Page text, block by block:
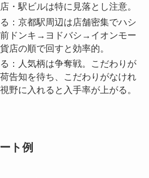
・駅ビルは特に見落とし注意。
：京都駅周辺は店舗密集でハシ
前ドンキ→ヨドバシ→イオンモー
店の順で回すと効率的。
：人気柄は争奪戦。こだわりが
告知を待ち、こだわりがなけれ
野に入れると入手率が上がる。
ト例